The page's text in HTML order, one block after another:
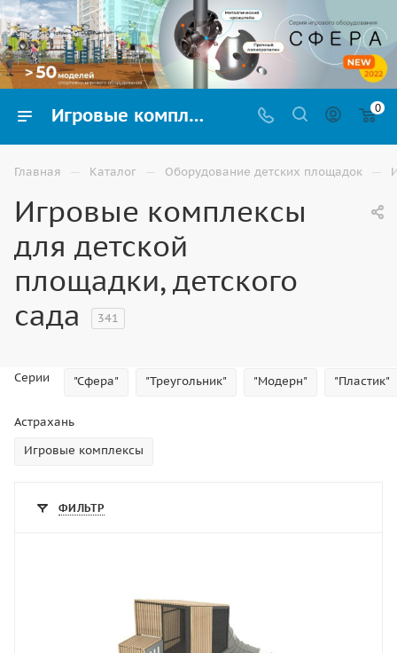
Игровые комплексы для детских площадок и садов купить в Астрахани недорого | ВИНКО 0
Главная — Каталог — Оборудование детских площадок —
Игровые комплексы
для детской
площадки, детского
сада
341
Серии "Сфера" "Треугольник" "Модерн" "Пластик"
Астрахань
Игровые комплексы
ФИЛЬТР